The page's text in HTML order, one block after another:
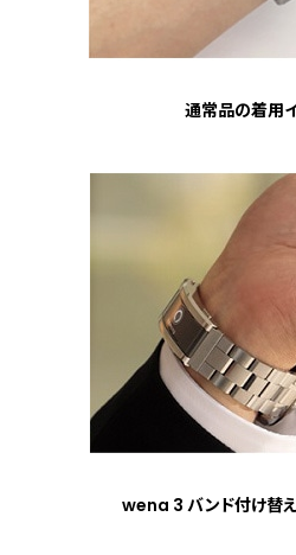
通常品の着用
wena 3 バンド付け替